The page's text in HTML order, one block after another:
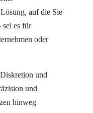
auf die Sie
sei es für
oder
und
und
hinweg